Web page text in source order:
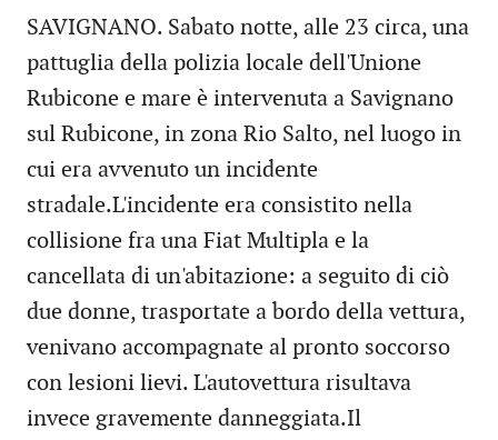
SAVIGNANO. Sabato notte, alle 23 circa, una
pattuglia della polizia locale dell'Unione
Rubicone e mare è intervenuta a Savignano
sul Rubicone, in zona Rio Salto, nel luogo in
cui era avvenuto un incidente
stradale.L'incidente era consistito nella
collisione fra una Fiat Multipla e la
cancellata di un'abitazione: a seguito di ciò
due donne, trasportate a bordo della vettura,
venivano accompagnate al pronto soccorso
con lesioni lievi. L'autovettura risultava
invece gravemente danneggiata.Il